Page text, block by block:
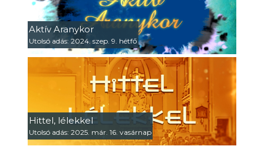
Aktív Aranykor
Utolsó adás: 2024. szep. 9. hétfő
Hittel, lélekkel
Utolsó adás: 2025. már. 16. vasárnap